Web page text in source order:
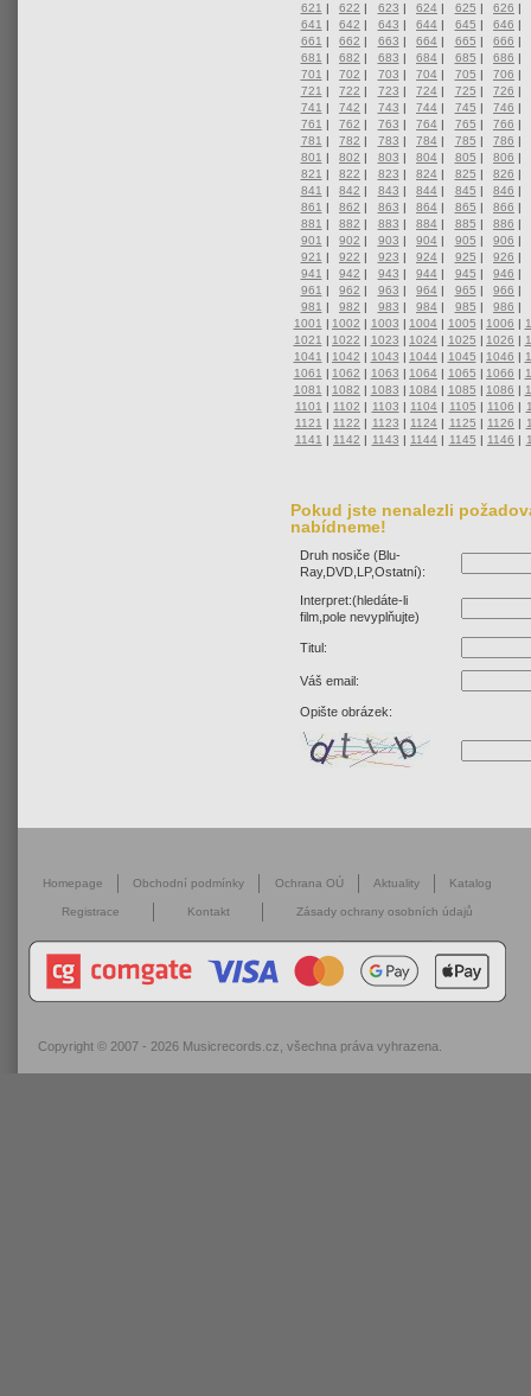
621 | 622 | 623 | 624 | 625 | 626 |
641 | 642 | 643 | 644 | 645 | 646 |
661 | 662 | 663 | 664 | 665 | 666 |
681 | 682 | 683 | 684 | 685 | 686 |
701 | 702 | 703 | 704 | 705 | 706 |
721 | 722 | 723 | 724 | 725 | 726 |
741 | 742 | 743 | 744 | 745 | 746 |
761 | 762 | 763 | 764 | 765 | 766 |
781 | 782 | 783 | 784 | 785 | 786 |
801 | 802 | 803 | 804 | 805 | 806 |
821 | 822 | 823 | 824 | 825 | 826 |
841 | 842 | 843 | 844 | 845 | 846 |
861 | 862 | 863 | 864 | 865 | 866 |
881 | 882 | 883 | 884 | 885 | 886 |
901 | 902 | 903 | 904 | 905 | 906 |
921 | 922 | 923 | 924 | 925 | 926 |
941 | 942 | 943 | 944 | 945 | 946 |
961 | 962 | 963 | 964 | 965 | 966 |
981 | 982 | 983 | 984 | 985 | 986 |
1001 | 1002 | 1003 | 1004 | 1005 | 1006 |
1021 | 1022 | 1023 | 1024 | 1025 | 1026 |
1041 | 1042 | 1043 | 1044 | 1045 | 1046 |
1061 | 1062 | 1063 | 1064 | 1065 | 1066 |
1081 | 1082 | 1083 | 1084 | 1085 | 1086 |
1101 | 1102 | 1103 | 1104 | 1105 | 1106 |
1121 | 1122 | 1123 | 1124 | 1125 | 1126 |
1141 | 1142 | 1143 | 1144 | 1145 | 1146 |
Pokud jste nenalezli
nabídneme!
Druh nosiče (Blu-
Ray,DVD,LP,Ostatní):
Interpret:(hledáte-li
film,pole nevyplňujte)
Titul:
Váš email:
Opište obrázek:
Homepage Obchodní podmínky Ochrana OÚ Aktuality Katalog
Registrace Kontakt Zásady ochrany osobních údajů
Copyright © 2007 - 2026 Musicrecords.cz , všechna práva vyhrazena.